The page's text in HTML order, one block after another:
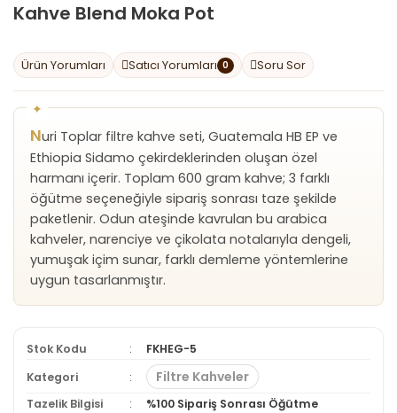
Kahve Blend Moka Pot
Ürün Yorumları Satıcı Yorumları 0 Soru Sor
Nuri Toplar filtre kahve seti, Guatemala HB EP ve
Ethiopia Sidamo çekirdeklerinden oluşan özel
harmanı içerir. Toplam 600 gram kahve; 3 farklı
öğütme seçeneğiyle sipariş sonrası taze şekilde
paketlenir. Odun ateşinde kavrulan bu arabica
kahveler, narenciye ve çikolata notalarıyla dengeli,
yumuşak içim sunar, farklı demleme yöntemlerine
uygun tasarlanmıştır.
Stok Kodu
FKHEG-5
Kategori
Filtre Kahveler
Tazelik Bilgisi
%100 Sipariş Sonrası Öğütme